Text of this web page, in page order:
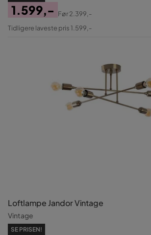
Pris
1.599,-
Original
Før2.399,-
Tidligere laveste pris 1.599,-
Loftlampe Jandor Vintage
Vintage
SE PRISEN!